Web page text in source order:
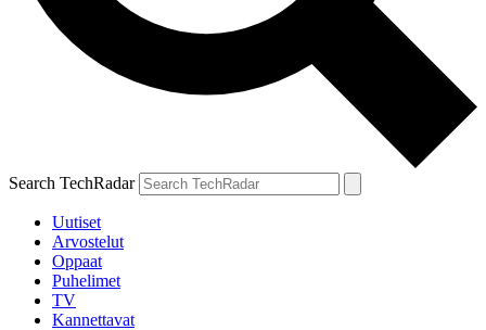
Search TechRadar
Uutiset
Arvostelut
Oppaat
Puhelimet
TV
Kannettavat